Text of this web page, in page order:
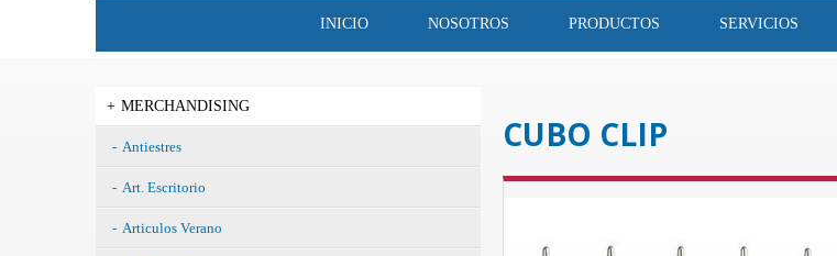
INICIO NOSOTROS PRODUCTOS SERVICIOS
MERCHANDISING
Antiestres
Art. Escritorio
Articulos Verano
CUBO CLIP